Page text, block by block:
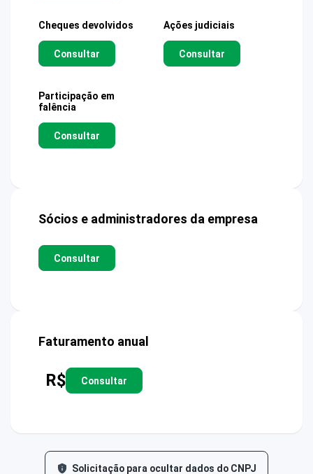
Cheques devolvidos
Consultar
Ações judiciais
Consultar
Participação em
falência
Consultar
Sócios e administradores da empresa
Consultar
Faturamento anual
R$ Consultar
Solicitação para ocultar dados do CNPJ